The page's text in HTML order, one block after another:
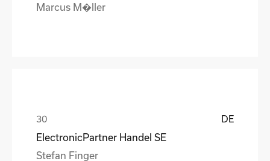
Marcus M�ller
DE
ElectronicPartner Handel SE
Stefan Finger